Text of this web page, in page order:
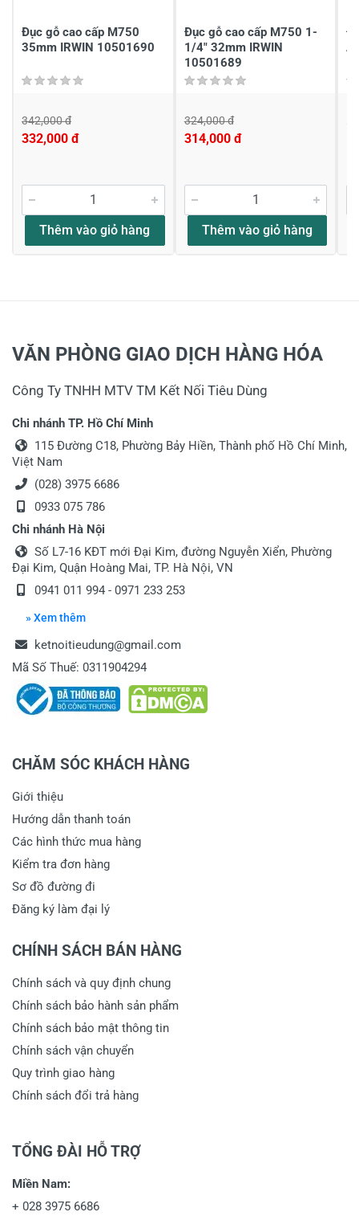
Viết nhận xét về sản phẩm
Đánh giá sao
Viết nhận xét của bạn vào bên dưới *
Gửi nhận xét
Đục gỗ cao cấp M750
35mm IRWIN 10501690
342,000 đ
332,000 đ
Thêm vào giỏ hàng
Đục gỗ cao cấp M750 1-
1/4" 32mm IRWIN
10501689
324,000 đ
314,000 đ
Thêm vào giỏ hàng
VĂN PHÒNG GIAO DỊCH HÀNG HÓA
Công Ty TNHH MTV TM Kết Nối Tiêu Dùng
Chi nhánh TP. Hồ Chí Minh
115 Đường C18, Phường Bảy Hiền, Thành phố Hồ Chí Minh,
Việt Nam
(028) 3975 6686
0933 075 786
Chi nhánh Hà Nội
Số L7-16 KĐT mới Đại Kim, đường Nguyễn Xiển, Phường
Đại Kim, Quận Hoàng Mai, TP. Hà Nội, VN
0941 011 994 - 0971 233 253
» Xem thêm
ketnoitieudung@gmail.com
Mã Số Thuế: 0311904294
CHĂM SÓC KHÁCH HÀNG
Giới thiệu
Hướng dẫn thanh toán
Các hình thức mua hàng
Kiểm tra đơn hàng
Sơ đồ đường đi
Đăng ký làm đại lý
CHÍNH SÁCH BÁN HÀNG
Chính sách và quy định chung
Chính sách bảo hành sản phẩm
Chính sách bảo mật thông tin
Chính sách vận chuyển
Quy trình giao hàng
Chính sách đổi trả hàng
TỔNG ĐÀI HỖ TRỢ
Miền Nam:
+ 028 3975 6686